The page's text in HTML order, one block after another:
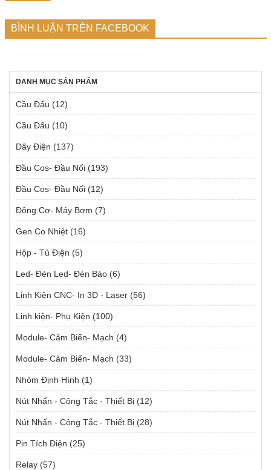
BÌNH LUẬN TRÊN FACEBOOK
DANH MỤC SẢN PHẨM
Cầu Đấu (12)
Cầu Đấu (10)
Dây Điện (137)
Đầu Cos- Đầu Nối (193)
Đầu Cos- Đầu Nối (12)
Động Cơ- Máy Bơm (7)
Gen Co Nhiệt (16)
Hộp - Tủ Điện (5)
Led- Đèn Led- Đèn Báo (6)
Linh Kiện CNC- In 3D - Laser (56)
Linh kiện- Phụ Kiện (100)
Module- Cảm Biến- Mạch (4)
Module- Cảm Biến- Mạch (33)
Nhôm Định Hình (1)
Nút Nhấn - Công Tắc - Thiết Bị (12)
Nút Nhấn - Công Tắc - Thiết Bị (28)
Pin Tích Điện (25)
Relay (57)